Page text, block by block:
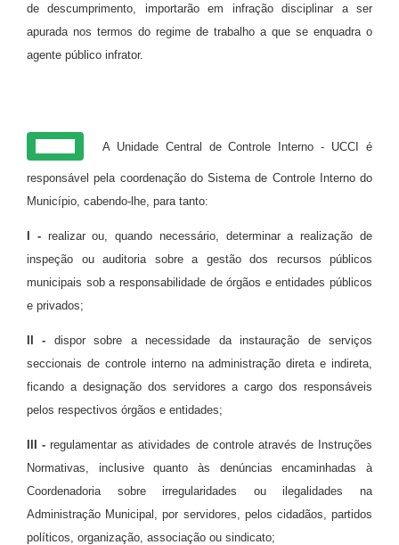
de descumprimento, importarão em infração disciplinar a ser
apurada nos termos do regime de trabalho a que se enquadra o
agente público infrator.
A Unidade Central de Controle Interno - UCCI é
responsável pela coordenação do Sistema de Controle Interno do
Município, cabendo-lhe, para tanto:
I -realizar ou, quando necessário, determinar a realização de
inspeção ou auditoria sobre a gestão dos recursos públicos
municipais sob a responsabilidade de órgãos e entidades públicos
e privados;
II - dispor sobre a necessidade da instauração de serviços
seccionais de controle interno na administração direta e indireta,
ficando a designação dos servidores a cargo dos responsáveis
pelos respectivos órgãos e entidades;
III - regulamentar as atividades de controle através de Instruções
Normativas, inclusive quanto às denúncias encaminhadas à
Coordenadoria sobre irregularidades ou ilegalidades na
Administração Municipal, por servidores, pelos cidadãos, partidos
políticos, organização, associação ou sindicato;